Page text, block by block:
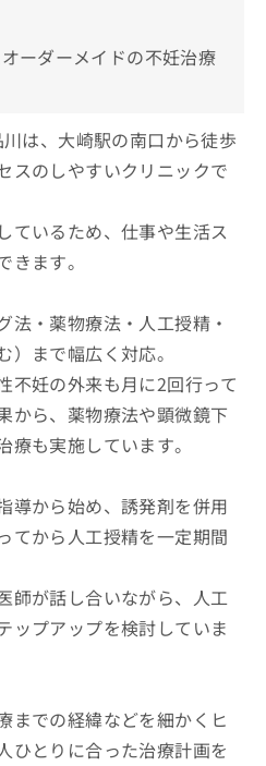
ーダーメイドの不妊治療
は、大崎駅の南口から徒歩
スのしやすいクリニックで
ているため、仕事や生活ス
ます。
法・薬物療法・人工授精・
まで幅広く対応。
不妊の外来も月に2回行って
から、薬物療法や顕微鏡下
も実施しています。
導から始め、誘発剤を併用
てから人工授精を一定期間
師が話し合いながら、人工
ップアップを検討していま
までの経緯などを細かくヒ
ひとりに合った治療計画を